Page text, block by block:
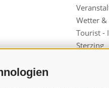
Wetter &
Tourist -
Sterzing